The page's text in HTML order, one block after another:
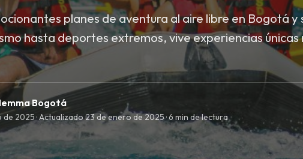
planes de aventura al aire libre en Bogotá y
hasta deportes extremos, vive experiencias
Bogotá
2025 · Actualizado 23 de enero de 2025 · 6 min de lectura